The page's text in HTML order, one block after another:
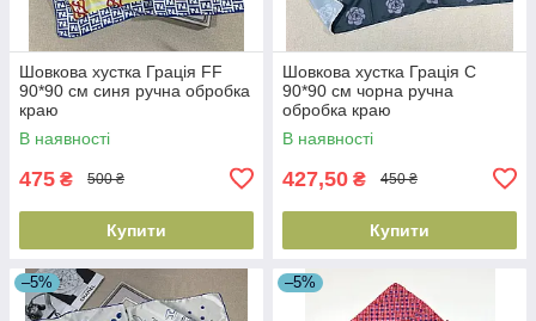
Шовкова хустка Грація FF
90*90 см синя ручна обробка
краю
В наявності
475 ₴ 500 ₴
Купити
Шовкова хустка Грація С
90*90 см чорна ручна
обробка краю
В наявності
427,50 ₴ 450 ₴
Купити
–5% –5%